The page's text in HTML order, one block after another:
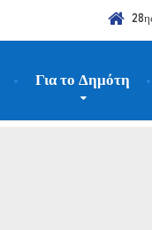
Για το Δημότη
Κοινωνικού